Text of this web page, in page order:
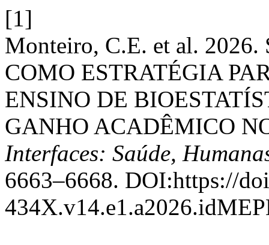
[1]
Monteiro, C.E. et al.
COMO ESTRATÉGIA
ENSINO DE
GANHO ACADÊMICO
Interfaces: Saúde,
6663–6668. DOI:https://